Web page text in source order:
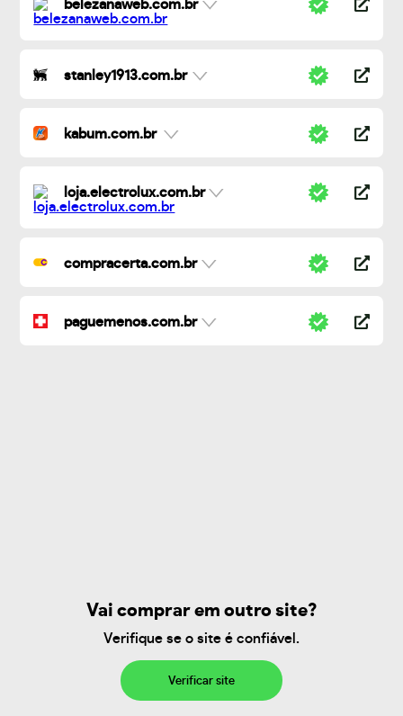
belezanaweb.com.br
stanley1913.com.br
kabum.com.br
loja.electrolux.com.br
compracerta.com.br
paguemenos.com.br
Vai comprar em outro site?
Verifique se o site é confiável.
Verificar site